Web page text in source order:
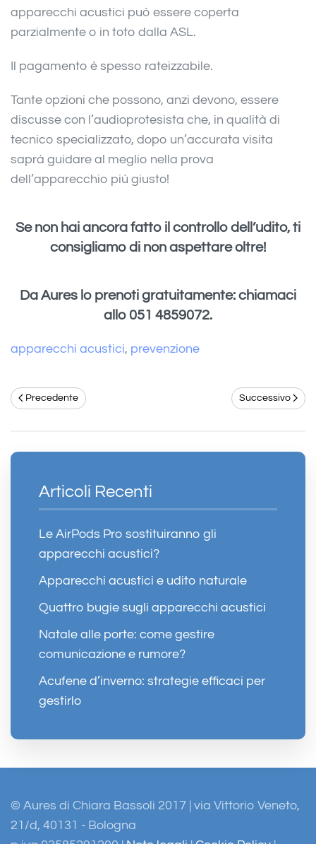
apparecchi acustici può essere coperta
parzialmente o in toto dalla ASL.
Il pagamento è spesso rateizzabile.
Tante opzioni che possono, anzi devono, essere
discusse con l’audioprotesista che, in qualità di
tecnico specializzato, dopo un’accurata visita
saprà guidare al meglio nella prova
dell’apparecchio più giusto!
Se non hai ancora fatto il controllo dell’udito, ti
consigliamo di non aspettare oltre!
Da Aures lo prenoti gratuitamente: chiamaci
allo 051 4859072.
apparecchi acustici, prevenzione
Precedente Successivo
Articoli Recenti
Le AirPods Pro sostituiranno gli
apparecchi acustici?
Apparecchi acustici e udito naturale
Quattro bugie sugli apparecchi acustici
Natale alle porte: come gestire
comunicazione e rumore?
Acufene d’inverno: strategie efficaci per
gestirlo
© Aures di Chiara Bassoli 2017 | via Vittorio Veneto,
21/d, 40131 - Bologna